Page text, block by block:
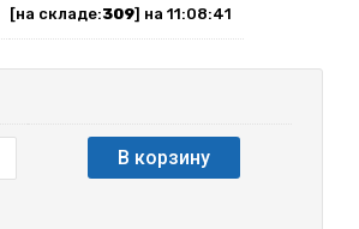
[на складе:309] на 11:08:41
В корзину